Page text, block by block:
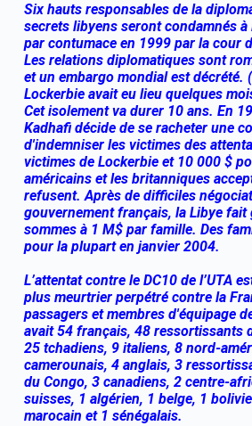
Six hauts responsables de la
secrets libyens seront condamnés
par contumace en 1999 par la cour
Les relations diplomatiques sont
et un embargo mondial est décrété.
Lockerbie avait eu lieu quelques
Cet isolement va durer 10 ans. En
Kadhafi décide de se racheter une
d'indemniser les victimes des
victimes de Lockerbie et 10 000 $
américains et les britanniques
refusent. Après de difficiles
gouvernement français, la Libye fait
sommes à 1 M$ par famille. Des
pour la plupart en janvier 2004.
L’attentat contre le DC10 de l’UTA
plus meurtrier perpétré contre la
passagers et membres d'équipage
avait 54 français, 48 ressortissants
25 tchadiens, 9 italiens, 8 nord-
camerounais, 4 anglais, 3
du Congo, 3 canadiens, 2 centre-
suisses, 1 algérien, 1 belge, 1
marocain et 1 sénégalais.